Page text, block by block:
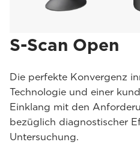
S-Scan Open
Die perfekte Konvergenz
Technologie und einer
Einklang mit den
bezüglich diagnostischer
Untersuchung.